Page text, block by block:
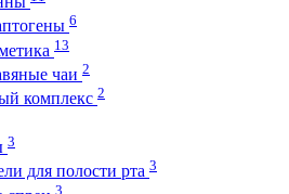
6
13
чаи 2
комплекс 2
3
для полости рта 3
3